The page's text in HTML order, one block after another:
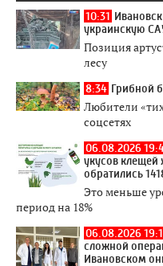
10:31
украинскую
Позиция
лесу
8:34 Грибной
Любители
соцсетях
06.08.2026
укусов клещей
обратились
Это меньше
период на 18%
06.08.2026
сложной
Ивановском